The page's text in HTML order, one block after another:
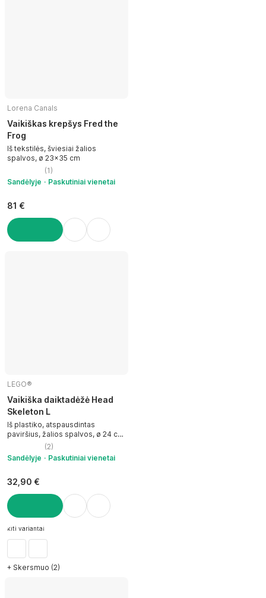
Lorena Canals
Vaikiškas krepšys Fred the
Frog
Iš tekstilės, šviesiai žalios
spalvos, ø 23x35 cm
(1 )
Sandėlyje
Paskutiniai vienetai
81 €
LEGO®
Vaikiška daiktadėžė Head
Skeleton L
Iš plastiko, atspausdintas
paviršius, žalios spalvos, ø 24 cm,
aukštis 27 cm
(2)
Sandėlyje
Paskutiniai vienetai
32,90 €
Į KREPŠELĮ
kiti variantai
+ Skersmuo (2)